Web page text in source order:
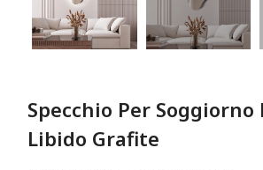
Specchio Per
Libido Grafite